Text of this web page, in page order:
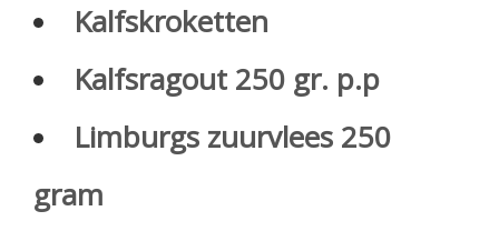
Kalfskroketten
Kalfsragout 250 gr. p.p
Limburgs zuurvlees 250
gram